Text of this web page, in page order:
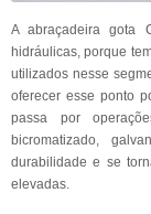
A abraçadeira gota
hidráulicas, porque
utilizados nesse
oferecer esse ponto
passa por
bicromatizado,
durabilidade e se
elevadas.